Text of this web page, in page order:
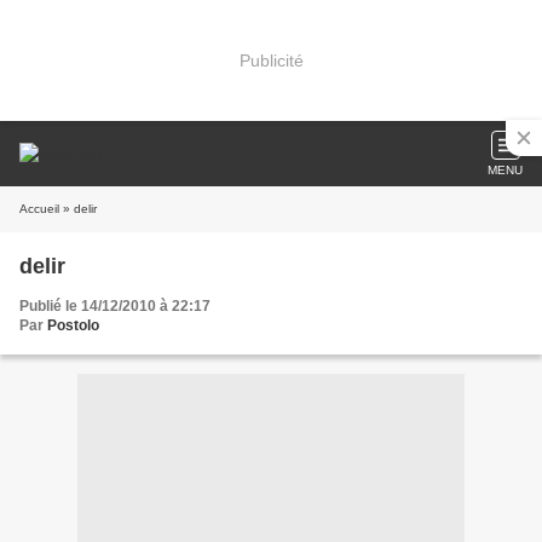
Publicité
MENU
Accueil » delir
delir
Publié le 14/12/2010 à 22:17
Par Postolo